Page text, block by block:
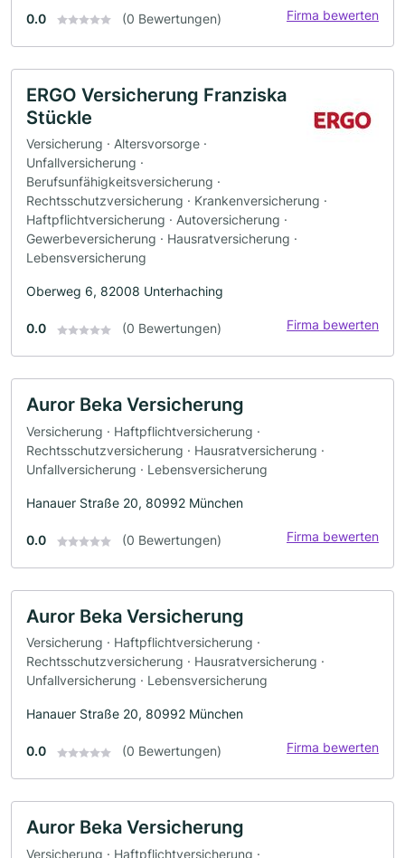
0.0 (0 Bewertungen) Firma bewerten
ERGO Versicherung Franziska
Stückle
Versicherung · Altersvorsorge ·
Unfallversicherung ·
Berufsunfähigkeitsversicherung ·
Rechtsschutzversicherung · Krankenversicherung ·
Haftpflichtversicherung · Autoversicherung ·
Gewerbeversicherung · Hausratversicherung ·
Lebensversicherung
Oberweg 6, 82008 Unterhaching
0.0 (0 Bewertungen) Firma bewerten
Auror Beka Versicherung
Versicherung · Haftpflichtversicherung ·
Rechtsschutzversicherung · Hausratversicherung ·
Unfallversicherung · Lebensversicherung
Hanauer Straße 20, 80992 München
0.0 (0 Bewertungen) Firma bewerten
Auror Beka Versicherung
Versicherung · Haftpflichtversicherung ·
Rechtsschutzversicherung · Hausratversicherung ·
Unfallversicherung · Lebensversicherung
Hanauer Straße 20, 80992 München
0.0 (0 Bewertungen) Firma bewerten
Auror Beka Versicherung
Versicherung · Haftpflichtversicherung ·